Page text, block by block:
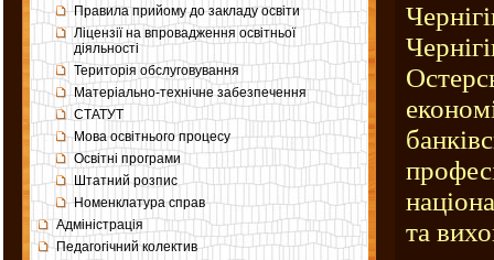
Правила прийому до закладу освіти
Ліцензії на впровадження освітньої
діяльності
Територія обслуговування
Матеріально-технічне забезпечення
СТАТУТ
Мова освітнього процесу
Освітні програми
Штатний розпис
Номенклатура справ
Адміністрація
Педагогічний колектив
та